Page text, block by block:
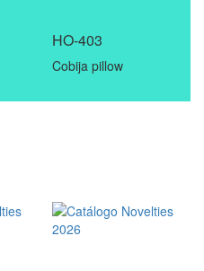
HO-403
Cobija pillow